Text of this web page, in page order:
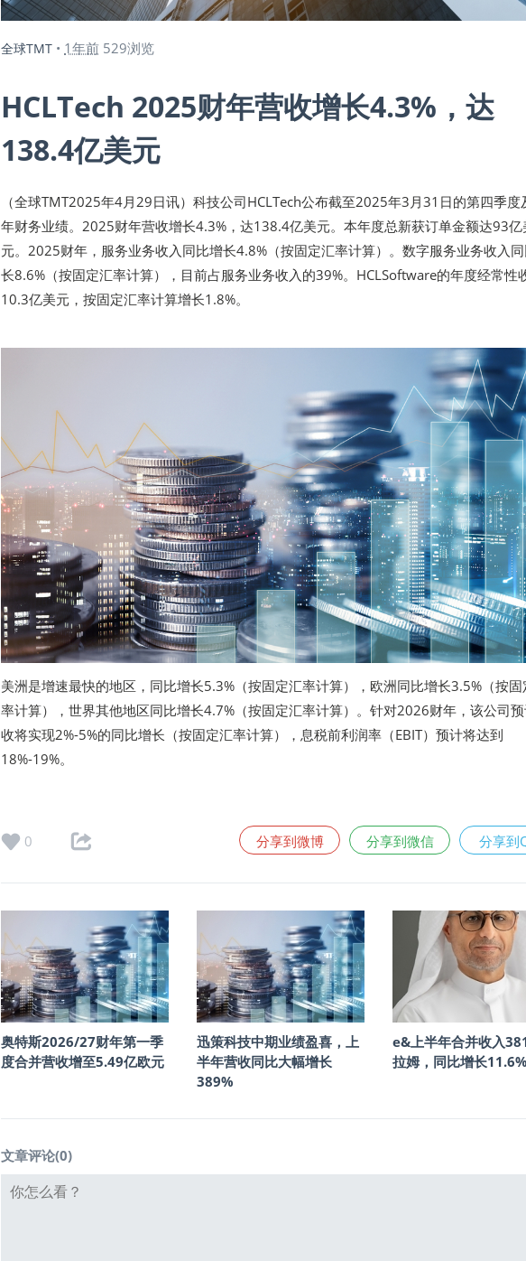
全球TMT • 1年前 529浏览
HCLTech 2025财年营收增长4.3%，达
138.4亿美元
（全球TMT2025年4月29日讯）科技公司HCLTech公布截至2025年3月31日的第四季度
年财务业绩。2025财年营收增长4.3%，达138.4亿美元。本年度总新获订单金额达93亿
元。2025财年，服务业务收入同比增长4.8%（按固定汇率计算）。数字服务业务收入
长8.6%（按固定汇率计算），目前占服务业务收入的39%。HCLSoftware的年度经常性
10.3亿美元，按固定汇率计算增长1.8%。
美洲是增速最快的地区，同比增长5.3%（按固定汇率计算），欧洲同比增长3.5%（按固
率计算），世界其他地区同比增长4.7%（按固定汇率计算）。针对2026财年，该公司
收将实现2%-5%的同比增长（按固定汇率计算），息税前利润率（EBIT）预计将达到
18%-19%。
0 分享到微博 分享到微信 分享到
奥特斯2026/27财年第一季
度合并营收增至5.49亿欧元
迅策科技中期业绩盈喜，上
半年营收同比大幅增长
389%
e&上半年合并收入
拉姆，同比增长11.6%
文章评论(0)